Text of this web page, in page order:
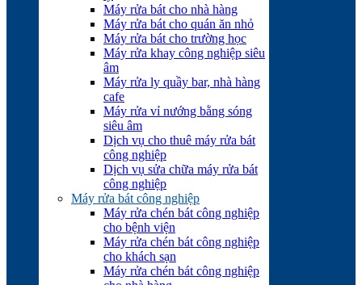
Máy rửa bát cho nhà hàng
Máy rửa bát cho quán ăn nhỏ
Máy rửa bát cho trường học
Máy rửa khay công nghiệp siêu
âm
Máy rửa ly quầy bar, nhà hàng
cafe
Máy rửa vỉ nướng bằng sóng
siêu âm
Dịch vụ cho thuê máy rửa bát
công nghiệp
Dịch vụ sửa chữa máy rửa bát
công nghiệp
Máy rửa bát công nghiệp
Máy rửa chén bát công nghiệp
cho bệnh viện
Máy rửa chén bát công nghiệp
cho khách sạn
Máy rửa chén bát công nghiệp